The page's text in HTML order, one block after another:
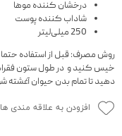
درخشان کننده موها
شاداب کننده پوست
250 میلی‌لیتر
روش مصرف: قبل از استفاده
خیس کنید و در طول ستون فقرات
دهید تا تمام بدن حیوان
افزودن به علاقه مندی ها